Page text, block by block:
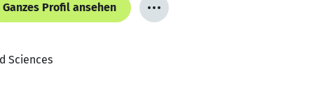
Ganzes Profil ansehen
Sciences